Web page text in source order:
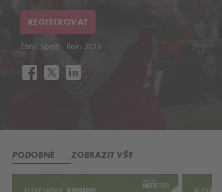
REGISTROVAT
Žánr:Sport Rok: 2025
PODOBNÉ ZOBRAZIT VŠE